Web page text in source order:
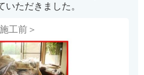
いただきました。
工前＞